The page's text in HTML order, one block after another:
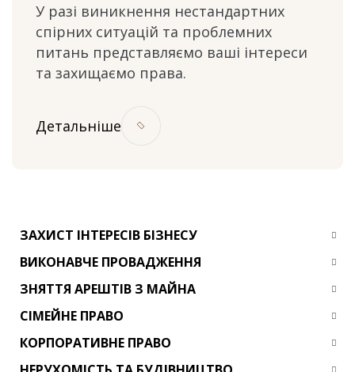
У разі виникнення нестандартних
спірних ситуацій та проблемних
питань представляємо ваші інтереси
та захищаємо права.
Детальніше
ЗАХИСТ ІНТЕРЕСІВ БІЗНЕСУ
ВИКОНАВЧЕ ПРОВАДЖЕННЯ
ЗНЯТТЯ АРЕШТІВ З МАЙНА
СІМЕЙНЕ ПРАВО
КОРПОРАТИВНЕ ПРАВО